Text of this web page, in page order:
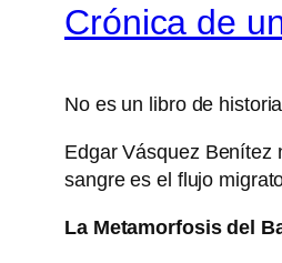
Crónica de
No es un libro de
Edgar Vásquez Benítez
sangre es el flujo
La Metamorfosis del